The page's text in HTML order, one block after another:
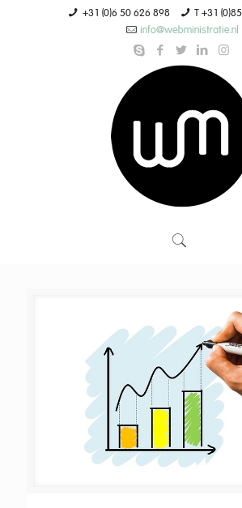
+31 (0)6 50 626 898
T +31
info@webministratie.nl